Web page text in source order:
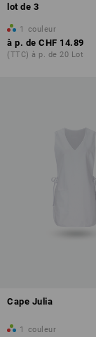
lot de 3
1 couleur
à p. de CHF 14.89
(TTC) à p. de 20 Lot
Cape Julia
1 couleur